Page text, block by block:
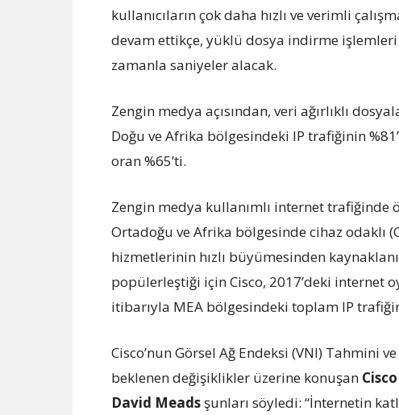
kullanıcıların çok daha hızlı ve verimli
devam ettikçe, yüklü dosya indirme
zamanla saniyeler alacak.
Zengin medya açısından, veri ağırlıklı
Doğu ve Afrika bölgesindeki IP trafiğinin
oran %65’ti.
Zengin medya kullanımlı internet trafiğinde
Ortadoğu ve Afrika bölgesinde cihaz odaklı
hizmetlerinin hızlı büyümesinden
popülerleştiği için Cisco, 2017’deki internet
itibarıyla MEA bölgesindeki toplam IP
Cisco’nun Görsel Ağ Endeksi (VNI) Tahmini
beklenen değişiklikler üzerine konuşan
David Meads şunları söyledi: “İnternetin